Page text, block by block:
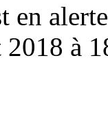
en
à